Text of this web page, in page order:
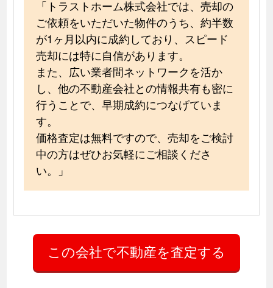
「トラストホーム株式会社では、売却の
ご依頼をいただいた物件のうち、約半数
が1ヶ月以内に成約しており、スピード
売却には特に自信があります。
また、広い業者間ネットワークを活か
し、他の不動産会社との情報共有も密に
行うことで、早期成約につなげていま
す。
価格査定は無料ですので、売却をご検討
中の方はぜひお気軽にご相談くださ
い。」